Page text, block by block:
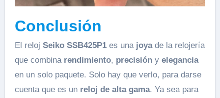
Conclusión
El reloj Seiko SSB425P1es una joyade la relojería
que combina rendimiento, precisióny elegancia
en un solo paquete. Solo hay que verlo, para darse
cuenta que es un reloj de alta gama. Ya sea para